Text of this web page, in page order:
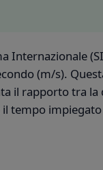
Internazionale
(m/s).
il rapporto tra
il tempo